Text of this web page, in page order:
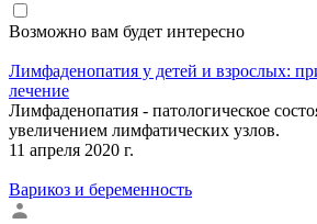
Возможно вам будет интересно
Лимфаденопатия у детей и взрослых:
лечение
Лимфаденопатия - патологическое
увеличением лимфатических узлов.
11 апреля 2020 г.
Варикоз и беременность